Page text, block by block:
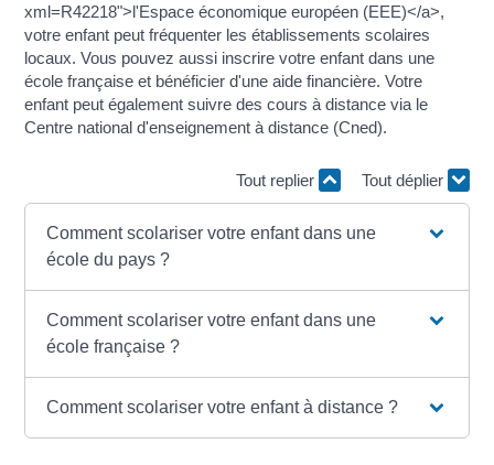
xml=R42218">l'Espace économique européen (EEE)</a>,
votre enfant peut fréquenter les établissements scolaires
locaux. Vous pouvez aussi inscrire votre enfant dans une
école française et bénéficier d'une aide financière. Votre
enfant peut également suivre des cours à distance via le
Centre national d'enseignement à distance (Cned).
Tout replier Tout déplier
Comment scolariser votre enfant dans une
école du pays ?
Comment scolariser votre enfant dans une
école française ?
Comment scolariser votre enfant à distance ?